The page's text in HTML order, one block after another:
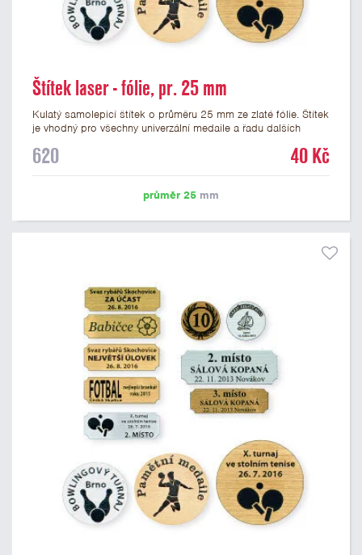
Štítek laser - fólie, pr. 25 mm
Kulatý samolepicí štítek o průměru 25 mm ze zlaté fólie. Štítek
je vhodný pro všechny univerzální medaile a řadu dalších
štítek je možné laserem vypálit logo nebo text dle vašeho
620 40 Kč
průměr 25 mm